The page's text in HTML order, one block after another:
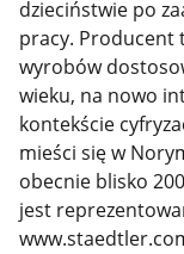
dzieciństwie po
pracy. Producent
wyrobów
wieku, na nowo
kontekście
mieści się w
obecnie blisko
jest